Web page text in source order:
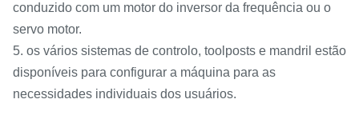
conduzido com um motor do inversor da frequência ou o
servo motor.
5. os vários sistemas de controlo, toolposts e mandril estão
disponíveis para configurar a máquina para as
necessidades individuais dos usuários.